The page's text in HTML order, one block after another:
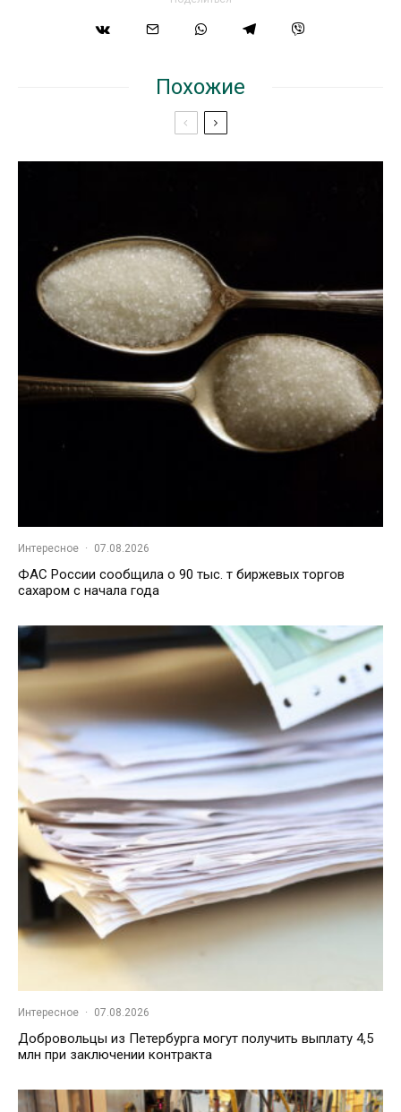
Похожие
Интересное · 07.08.2026
ФАС России сообщила о 90 тыс. т биржевых торгов
сахаром с начала года
Интересное · 07.08.2026
Добровольцы из Петербурга могут получить выплату 4,5
млн при заключении контракта